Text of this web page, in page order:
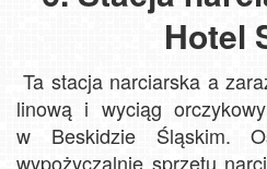
Hotel
Ta stacja narciarska a
linową i wyciąg
w Beskidzie Śląskim.
wypożyczalnie sprzętu